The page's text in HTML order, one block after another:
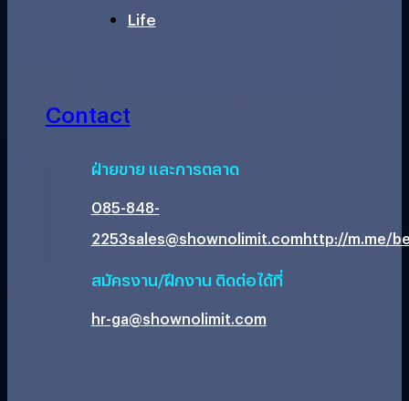
Life
Contact
ฝ่ายขาย และการตลาด
085-848-
2253sales@shownolimit.comhttp://m.me/
สมัครงาน/ฝึกงาน ติดต่อได้ที่
hr-ga@shownolimit.com